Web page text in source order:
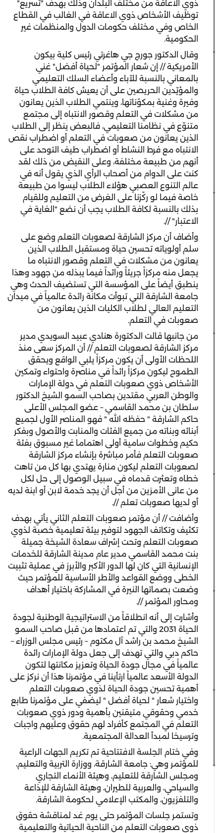
ذوي الاعاقة من مختلف البلدان وذلك بهدف "تسريع"
توظيف الأشخاص ذوي الاعاقة في الغالب في القطاع
الخاص وفي مختلف حكومات الدول والمنظمات غير
الحكومية.
وقال الدكتور جورج جي هاغرتي رئيس كلية بيكون
الأمريكية // إن شعار المؤتمر "لحياة أفضل" غني
بالمعاني بالنسبة للآباء وأعضاء السلك التعليمي
والمؤيّدين الحريصين على أن يعيش كافة الطلاب حياة
وفيرة وغنية بمكوّناتها، وينتمي الطلاب الذين يعانون
من مشكلات في التعلم وقصور الانتباه إلى مجتمع
متنوّع في نظامنا التعليمي، فالبعض ينظر إلى الطلاب
الذين يعانون من صعوبات في التعلم أو اضطراب نقص
الانتباه مع فرط النشاط أو اضطراب طيف التوحد على
أنهم من طبيعة مختلفة، وعلى النقيض من ذلك لقد
كنت على الدوام من أصحاب الرأي الذي يقول أنه في
عالم التنوع العصبي هؤلاء الطلاب ليسوا من طبيعة
خاصة فيما لو ركّزنا على الغرض من التعليم وللقيام
بذلك بالنسبة لكافة الطلاب يجب أن نضع "الغاية في
الاعتبار" //.
وأضاف أن مركز الشارقة لصعوبات التعلم وضع على
سلم أولوياته تحسين حياة ومستقبل الطلاب الذين
يعانون من مشكلات في التعلم وقصور الانتباه ما
يجعل منه مركزاً جريئاً ورائداً فيما يبذله من جهود وهذا
ينطبق أيضاً على المؤسسة التي تستضيف الحدث وهي
جامعة الشارقة التي تبوأت مكانة رائدة عالمياً في ميدان
التعليم العالي لطلاب الكليات الذين يعانون من
صعوبات في التعلم.
من جانبها قالت الدكتورة هنادي عبيد السويدي مدير
مركز الشارقة لصعوبات التعلم // أن المركز سعى منذ
اللحظات الأولى أن يكون مركزاً يلبي الواقع ويحقق
الطموح ليكون مركزاً رائداً في مناصرة واحتواء وتمكين
الأشخاص ذوي صعوبات التعلم في دولة الإمارات
والوطن العربي مقتدين بصاحب السمو الشيخ الدكتور
سلطان بن محمد القاسمي – عضو المجلس الأعلى
حاكم الشارقة " حفظه الله " فهو المناصر الأول لجميع
أبنائه وبناته من جميع الفئات والمنابت والأصول وبفكر
حكيم وخطوات سامية أولى اهتماما غير مسبوق بفئة
صعوبات التعلم فأمر مباشرة بإنشاء مركز الشارقة
لصعوبات التعلم ليكون منارة يهتدي بها كل من تاهت
خطاه وتعثرت قدماه في سبيل الوصول إلى حل لكل
من عانى الأمرَين من أجل أن يجد خدمة لابن أو ابنة لديه
أو لديها صعوبات تعلم //.
وأضافت // أن مؤتمر صعوبات التعلم الثاني يأتي بهدف
تكثيف وتكاتف الجهود لتوفير بيئة تعليمية خصبة لذوي
صعوبات التعلم وتحت إشراف سعادة الشيخة جميلة
بنت محمد القاسمي مدير عام مدينة الشارقة للخدمات
الإنسانية التي كان لها الدور الأكبر والأبرز في عملية تثبيت
الخطى ووضع القواعد والأطر الأساسية للمؤتمر حيث
وضعت بصماتها النيرة في المشاركة باختيار أهداف
ومحاور المؤتمر //.
وأشارت إلى أنه انطلاقاً من الاستراتيجية الوطنية لجودة
الحياة 2031 والتي تم اعتمادها من قبل صاحب السمو
الشيخ محمد بن راشد آل مكتوم – رئيس مجلس الوزراء –
حاكم دبي والتي تهدف إلى جعل دولة الإمارات رائدة
عالمياً في مجال جودة الحياة وتعزيز مكانتها لتكون
الدولة الأسعد عالمياً ارتأينا في مؤتمرنا هذا أن نركز على
أهمية تحسين جودة الحياة لذوي صعوبات التعلم
واختيار شعار " لحياة أفضل " ليضفي على مؤتمرنا طابع
خدمي وحقوقي متيقنين بأهمية ودور ذوي صعوبات
التعلم في المجتمع كأفراد لهم حقوق وعليهم واجبات
وترسيخا لمبدأ العدالة المجتمعية.
وفي ختام الجلسة الافتتاحية تم تكريم الجهات الراعية
للمؤتمر وهي: جامعة الشارقة، ووزارة التربية والتعليم،
ومجلس الشارقة للتعليم، وهيئة الأنماء التجاري
والسياحي، والعربية للطيران، وهيئة الشارقة للإذاعة
والتلفزيون، والمكتب الإعلامي لحكومة الشارقة.
وتستمر جلسات المؤتمر حتى يوم غد لمناقشة حقوق
ذوي صعوبات التعلم من الناحية الحياتية والتعليمية